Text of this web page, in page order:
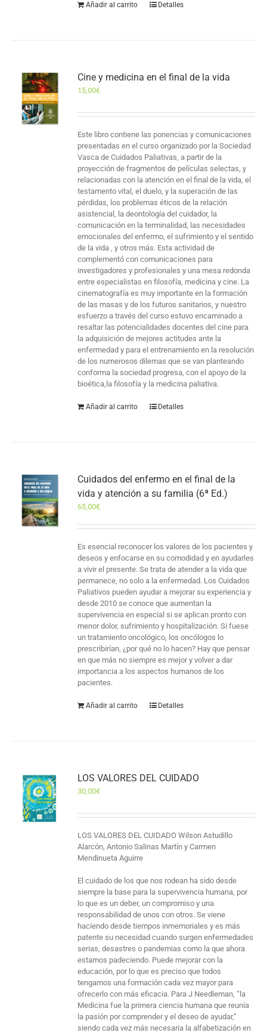
Añadir al carrito Detalles
Cine y medicina en el final de la vida
15,00€
Este libro contiene las ponencias y comunicaciones
presentadas en el curso organizado por la Sociedad
Vasca de Cuidados Paliativas, a partir de la
proyección de fragmentos de películas selectas, y
relacionadas con la atención en el final de la vida, el
testamento vital, el duelo, y la superación de las
pérdidas, los problemas éticos de la relación
asistencial, la deontología del cuidador, la
comunicación en la terminalidad, las necesidades
emocionales del enfermo, el sufrimiento y el sentido
de la vida , y otros más. Esta actividad de
complementó con comunicaciones para
investigadores y profesionales y una mesa redonda
entre especialistas en filosofía, medicina y cine. La
cinematografía es muy importante en la formación
de las masas y de los futuros sanitarios, y nuestro
esfuerzo a través del curso estuvo encaminado a
resaltar las potencialidades docentes del cine para
la adquisición de mejores actitudes ante la
enfermedad y para el entrenamiento en la resolución
de los numerosos dilemas que se van planteando
conforma la sociedad progresa, con el apoyo de la
bioética,la filosofía y la medicina paliativa.
Añadir al carrito Detalles
Cuidados del enfermo en el final de la
vida y atención a su familia (6ª Ed.)
65,00€
Es esencial reconocer los valores de los pacientes y
deseos y enfocarse en su comodidad y en ayudarles
a vivir el presente. Se trata de atender a la vida que
permanece, no solo a la enfermedad. Los Cuidados
Paliativos pueden ayudar a mejorar su experiencia y
desde 2010 se conoce que aumentan la
supervivencia en especial si se aplican pronto con
menor dolor, sufrimiento y hospitalización. Si fuese
un tratamiento oncológico, los oncólogos lo
prescribirían, ¿por qué no lo hacen? Hay que pensar
en que más no siempre es mejor y volver a dar
importancia a los aspectos humanos de los
pacientes.
Añadir al carrito Detalles
LOS VALORES DEL CUIDADO
30,00€
LOS VALORES DEL CUIDADO Wilson Astudillo
Alarcón, Antonio Salinas Martín y Carmen
Mendinueta Aguirre
El cuidado de los que nos rodean ha sido desde
siempre la base para la supervivencia humana, por
lo que es un deber, un compromiso y una
responsabilidad de unos con otros. Se viene
haciendo desde tiempos inmemoriales y es más
patente su necesidad cuando surgen enfermedades
serias, desastres o pandemias como la que ahora
estamos padeciendo. Puede mejorar con la
educación, por lo que es preciso que todos
tengamos una formación cada vez mayor para
ofrecerlo con más eficacia. Para J Needleman, “la
Medicina fue la primera ciencia humana que reunía
la pasión por comprender y el deseo de ayudar,”
siendo cada vez más necesaria la alfabetización en